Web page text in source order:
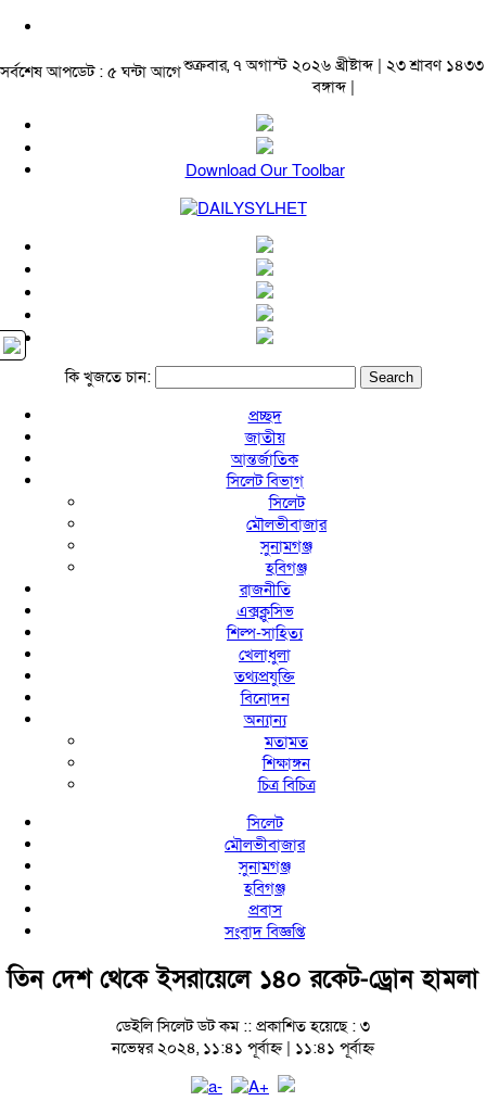
সর্বশেষ আপডেট : ৫ ঘন্টা আগেশুক্রবার, ৭ অগাস্ট ২০২৬ খ্রীষ্টাব্দ | ২৩ শ্রাবণ ১৪৩৩
বঙ্গাব্দ |
Download Our Toolbar
কি খুজতে চান:
প্রচ্ছদ
জাতীয়
আন্তর্জাতিক
সিলেট বিভাগ
সিলেট
মৌলভীবাজার
সুনামগঞ্জ
হবিগঞ্জ
রাজনীতি
এক্সক্লুসিভ
শিল্প-সাহিত্য
খেলাধুলা
তথ্যপ্রযুক্তি
বিনোদন
অন্যান্য
মতামত
শিক্ষাঙ্গন
চিত্র বিচিত্র
সিলেট
মৌলভীবাজার
সুনামগঞ্জ
হবিগঞ্জ
প্রবাস
সংবাদ বিজ্ঞপ্তি
তিন দেশ থেকে ইসরায়েলে ১৪০ রকেট-ড্রোন হামলা
ডেইলি সিলেট ডট কম :: প্রকাশিত হয়েছে : ৩
নভেম্বর ২০২৪, ১১:৪১ পূর্বাহ্ন | ১১:৪১ পূর্বাহ্ন